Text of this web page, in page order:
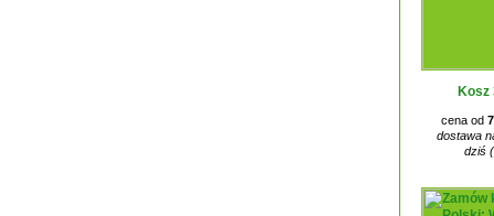
Kosz
cena od
dostawa
dziś